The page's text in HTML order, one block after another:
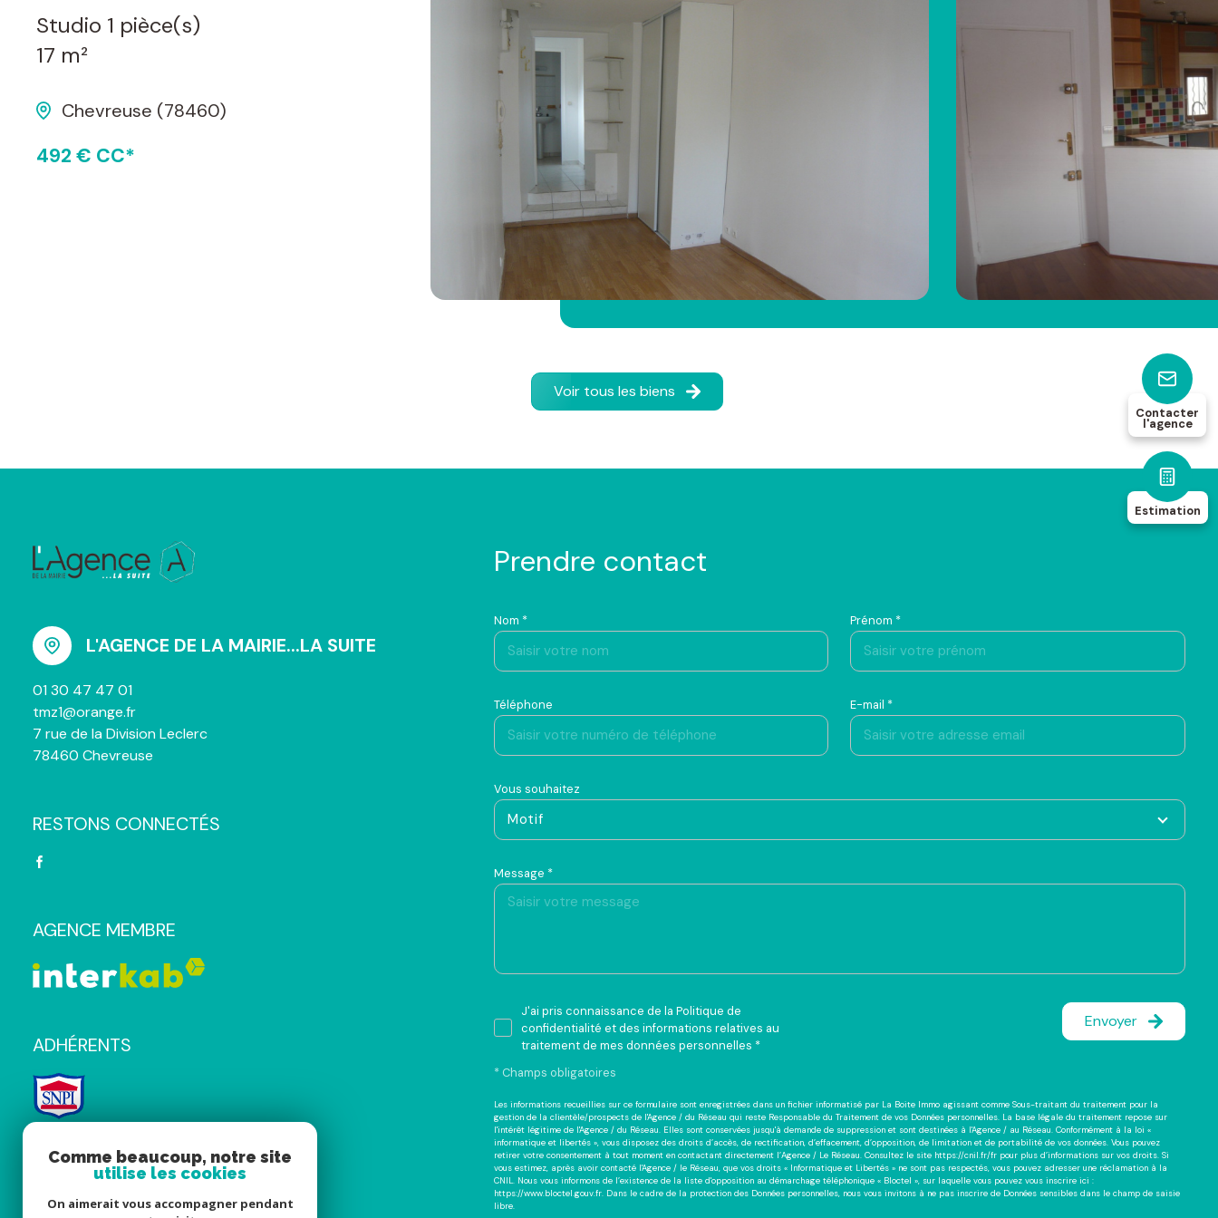
studio 1 pièce(s)
17 m²
Chevreuse (78460)
492 € CC*
2
chambre(s)
45
m²
Voir tous les biens
Contacter
l'agence
Estimation
prendre contact
Nom * Prénom *
Téléphone E-mail *
Vous souhaitez
Motif
Message *
J'ai pris connaissance de la Politique de
confidentialité et des informations relatives au
traitement de mes données personnelles *
* Champs obligatoires
Envoyer
Les informations recueillies sur ce formulaire sont enregistrées dans un fichier informatisé par La Boite Immo agissant comme Sous-traitant du traitement pour la
gestion de la clientèle/prospects de l'Agence / du Réseau qui reste Responsable du Traitement de vos Données personnelles. La base légale du traitement repose sur
l'intérêt légitime de l'Agence / du Réseau. Elles sont conservées jusqu'à demande de suppression et sont destinées à l'Agence / au Réseau. Conformément à la loi «
informatique et libertés », vous disposez des droits d’accès, de rectification, d’effacement, d’opposition, de limitation et de portabilité de vos données. Vous pouvez
retirer votre consentement à tout moment en contactant directement l’Agence / Le Réseau. Consultez le site https://cnil.fr/frpour plus d’informations sur vos droits. Si
vous estimez, après avoir contacté l'Agence / le Réseau, que vos droits « Informatique et Libertés » ne sont pas respectés, vous pouvez adresser une réclamation à la
CNIL. Nous vous informons de l’existence de la liste d'opposition au démarchage téléphonique « Bloctel », sur laquelle vous pouvez vous inscrire ici :
https://www.bloctel.gouv.fr. Dans le cadre de la protection des Données personnelles, nous vous invitons à ne pas inscrire de Données sensibles dans le champ de saisie
libre.
L'AGENCE DE LA MAIRIE...LA SUITE
01 30 47 47 01
tmz1@orange.fr
7 rue de la Division Leclerc
78460 Chevreuse
RESTONS CONNECTÉS
AGENCE MEMBRE
ADHÉRENTS
Comme beaucoup, notre site
utilise les cookies
On aimerait vous accompagner pendant